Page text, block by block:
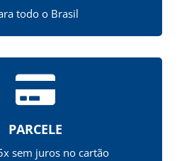
todo o Brasil

PARCELE
sem juros no cartão